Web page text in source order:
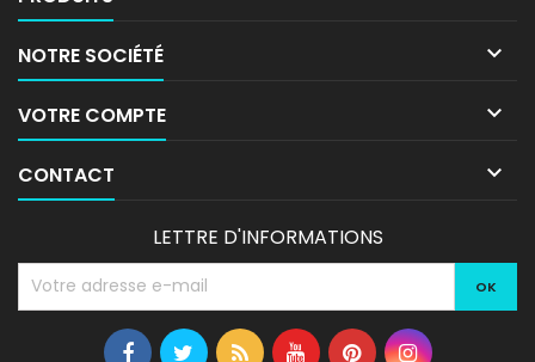
NOTRE SOCIÉTÉ 
VOTRE COMPTE 
CONTACT 
LETTRE D'INFORMATIONS